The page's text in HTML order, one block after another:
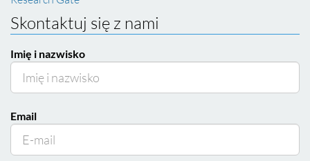
Skontaktuj się z nami
Imię i nazwisko
Email